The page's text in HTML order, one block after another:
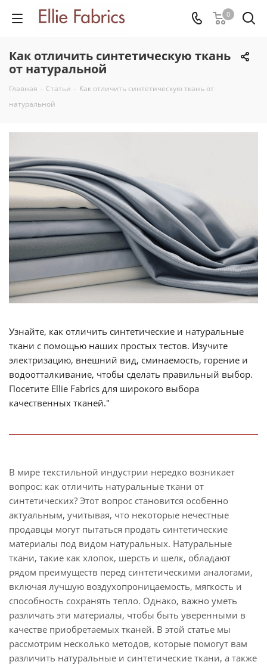
0
Как отличить синтетическую ткань
от натуральной
Главная - Статьи - Как отличить синтетическую ткань от
натуральной
Узнайте, как отличить синтетические и натуральные
ткани с помощью наших простых тестов. Изучите
электризацию, внешний вид, сминаемость, горение и
водоотталкивание, чтобы сделать правильный выбор.
Посетите Ellie Fabrics для широкого выбора
качественных тканей."
В мире текстильной индустрии нередко возникает
вопрос: как отличить натуральные ткани от
синтетических? Этот вопрос становится особенно
актуальным, учитывая, что некоторые нечестные
продавцы могут пытаться продать синтетические
материалы под видом натуральных. Натуральные
ткани, такие как хлопок, шерсть и шелк, обладают
рядом преимуществ перед синтетическими аналогами,
включая лучшую воздухопроницаемость, мягкость и
способность сохранять тепло. Однако, важно уметь
различать эти материалы, чтобы быть уверенными в
качестве приобретаемых тканей. В этой статье мы
рассмотрим несколько методов, которые помогут вам
различить натуральные и синтетические ткани, а также